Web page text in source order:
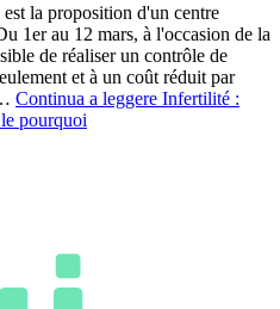
la proposition d'un centre
1er au 12 mars, à l'occasion de la
de réaliser un contrôle de
et à un coût réduit par
Continua a leggere Infertilité :
pourquoi